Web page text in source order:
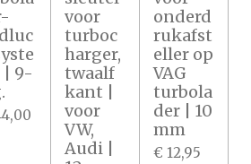
| 9-
voor
turboc
harger,
twaalf
kant |
voor
VW,
Audi |
onderd
rukafst
eller op
VAG
turbola
der | 10
mm
€ 12,95